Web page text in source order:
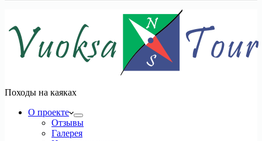
Походы на каяках
О проекте
Отзывы
Галерея